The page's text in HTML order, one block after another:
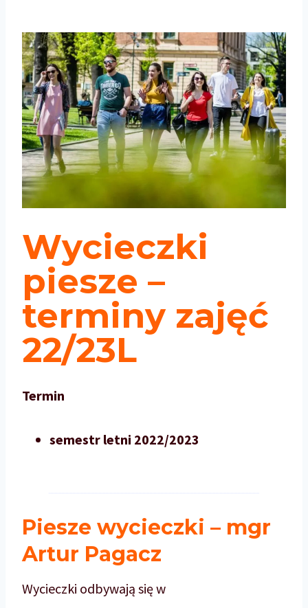
Wycieczki
piesze –
terminy zajęć
22/23L
Termin
semestr letni 2022/2023
Piesze wycieczki – mgr
Artur Pagacz
Wycieczki odbywają się w